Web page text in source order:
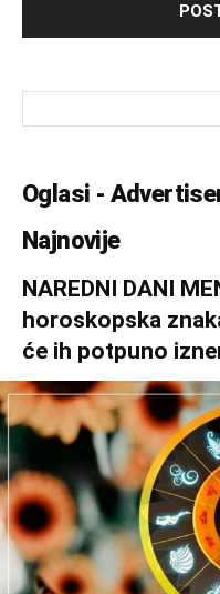
Oglasi -
Najnovije
NAREDNI DANI
horoskopska
će ih potpuno